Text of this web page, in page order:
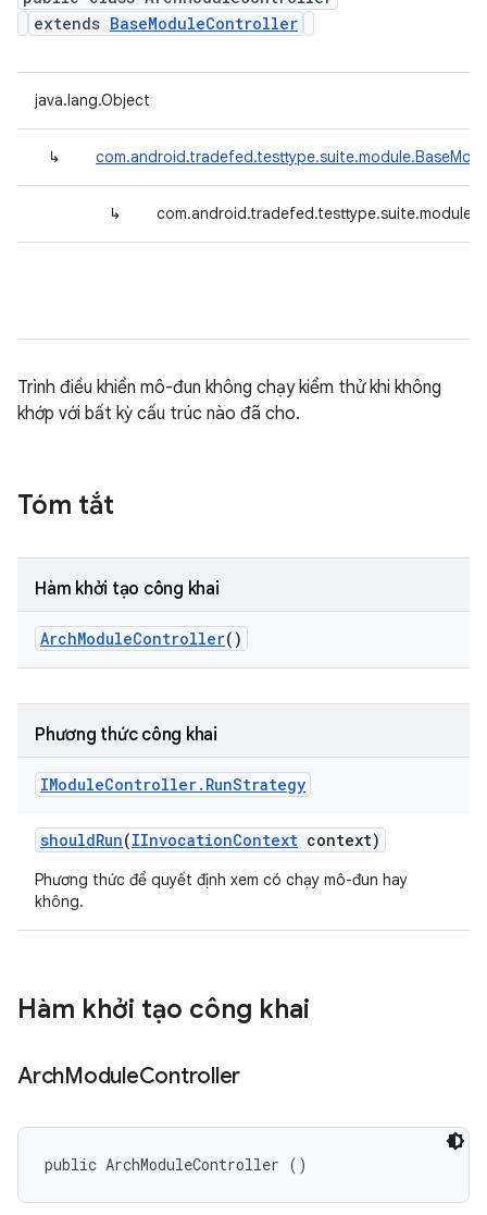
extends BaseModuleController
java.lang.Object
↳
↳
Trình điều khiển mô-đun không chạy kiểm thử khi không
khớp với bất kỳ cấu trúc nào đã cho.
Tóm tắt
Hàm khởi tạo công khai
ArchModuleController()
Phương thức công khai
IModuleController. RunStrategy
shouldRun(IInvocationContext context)
Phương thức để quyết định xem có chạy mô-đun hay
không.
Hàm khởi tạo công khai
ArchModuleController
public ArchModuleController ()